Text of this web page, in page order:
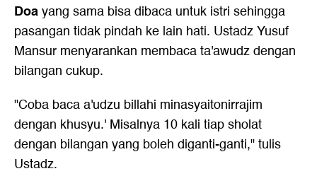
Doayang sama bisa dibaca untuk istri sehingga
pasangan tidak pindah ke lain hati. Ustadz Yusuf
Mansur menyarankan membaca ta'awudz dengan
bilangan cukup.
"Coba baca a'udzu billahi minasyaitonirrajim
dengan khusyu.' Misalnya 10 kali tiap sholat
dengan bilangan yang boleh diganti-ganti," tulis
Ustadz.